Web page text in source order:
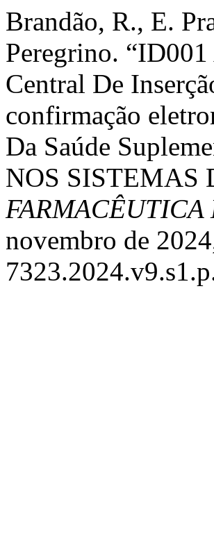
Brandão, R., E.
Peregrino.
Central De
confirmação
Da Saúde
NOS SISTEMAS
FARMACÊUTICA
novembro de